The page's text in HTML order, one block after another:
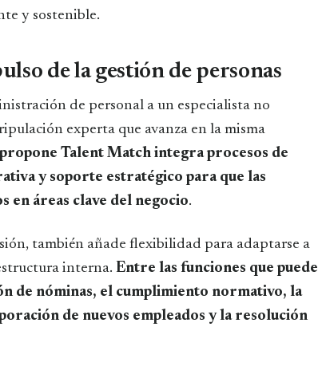
y sostenible.
de la gestión de personas
de personal a un especialista no
experta que avanza en la misma
Talent Match integra procesos de
y soporte estratégico para que las
en áreas clave del negocio.
también añade flexibilidad para adaptarse a
interna. Entre las funciones que puede
de nóminas, el cumplimiento normativo, la
de nuevos empleados y la resolución